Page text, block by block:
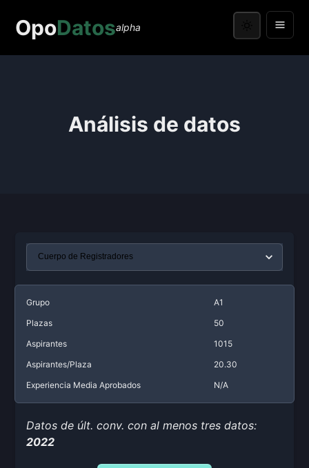
OpoDatosalpha
Análisis de datos
Grupo
A1
Plazas
50
Aspirantes
1015
Aspirantes/Plaza
20.30
Experiencia Media Aprobados
N/A
Datos de últ. conv. con al menos tres datos:
2022